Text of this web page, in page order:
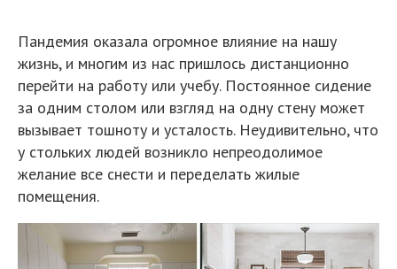
Пандемия оказала огромное влияние на нашу
жизнь, и многим из нас пришлось дистанционно
перейти на работу или учебу. Постоянное сидение
за одним столом или взгляд на одну стену может
вызывает тошноту и усталость. Неудивительно, что
у стольких людей возникло непреодолимое
желание все снести и переделать жилые
помещения.